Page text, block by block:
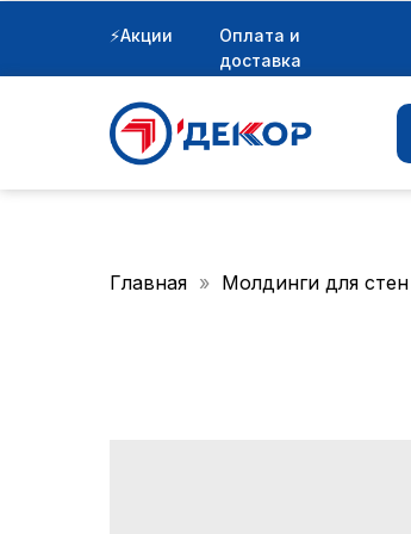
⚡Акции
Оплата и
доставка
Главная Молдинги для стен